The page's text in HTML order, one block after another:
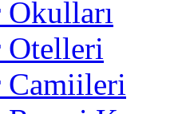
Otelleri
Camiileri